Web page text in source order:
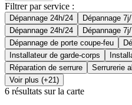
Filtrer par service :
Dépannage 24h/24 Dépannage
Dépannage 24h/24
Dépannage
Dépannage de porte coupe-feu
Installateur de garde-corps
Réparation de serrure
Serrurerie
Voir plus (+21)
6 résultats sur la carte